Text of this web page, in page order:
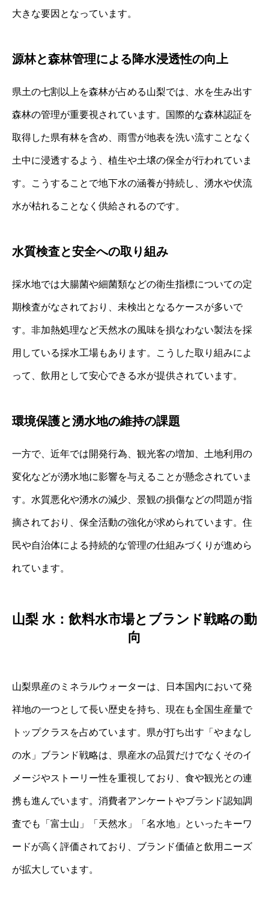
大きな要因となっています。
源林と森林管理による降水浸透性の向上
県土の七割以上を森林が占める山梨では、水を生み出す
森林の管理が重要視されています。国際的な森林認証を
取得した県有林を含め、雨雪が地表を洗い流すことなく
土中に浸透するよう、植生や土壌の保全が行われていま
す。こうすることで地下水の涵養が持続し、湧水や伏流
水が枯れることなく供給されるのです。
水質検査と安全への取り組み
採水地では大腸菌や細菌類などの衛生指標についての定
期検査がなされており、未検出となるケースが多いで
す。非加熱処理など天然水の風味を損なわない製法を採
用している採水工場もあります。こうした取り組みによ
って、飲用として安心できる水が提供されています。
環境保護と湧水地の維持の課題
一方で、近年では開発行為、観光客の増加、土地利用の
変化などが湧水地に影響を与えることが懸念されていま
す。水質悪化や湧水の減少、景観の損傷などの問題が指
摘されており、保全活動の強化が求められています。住
民や自治体による持続的な管理の仕組みづくりが進めら
れています。
山梨 水：飲料水市場とブランド戦略の動
向
山梨県産のミネラルウォーターは、日本国内において発
祥地の一つとして長い歴史を持ち、現在も全国生産量で
トップクラスを占めています。県が打ち出す「やまなし
の水」ブランド戦略は、県産水の品質だけでなくそのイ
メージやストーリー性を重視しており、食や観光との連
携も進んでいます。消費者アンケートやブランド認知調
査でも「富士山」「天然水」「名水地」といったキーワ
ードが高く評価されており、ブランド価値と飲用ニーズ
が拡大しています。